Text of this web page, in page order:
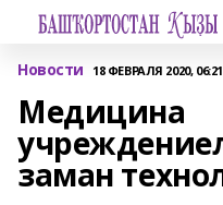
Новости 18 ФЕВРАЛЯ 2020, 06:21
Медицина
заман